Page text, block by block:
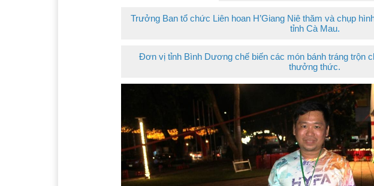
Trưởng Ban tổ chức Liên hoan H’Giang Niê thăm và chụp
tỉnh Cà Mau.
Đơn vị tỉnh Bình Dương chế biến các món bánh tráng trộn
thưởng thức.